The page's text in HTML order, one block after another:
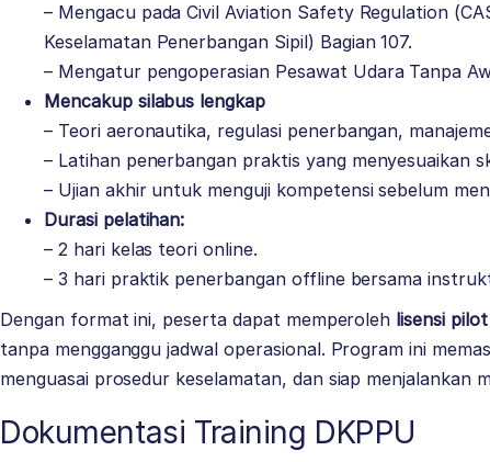
– Mengacu pada Civil Aviation Safety Regulation
Keselamatan Penerbangan Sipil) Bagian 107.
– Mengatur pengoperasian Pesawat Udara Tanpa
Mencakup silabus lengkap
– Teori aeronautika, regulasi penerbangan,
– Latihan penerbangan praktis yang menyesuaikan
– Ujian akhir untuk menguji kompetensi sebelum
Durasi pelatihan:
– 2 hari kelas teori online.
– 3 hari praktik penerbangan offline bersama
Dengan format ini, peserta dapat memperoleh lisensi
tanpa mengganggu jadwal operasional. Program ini
menguasai prosedur keselamatan, dan siap menjalankan
Dokumentasi Training DKPPU